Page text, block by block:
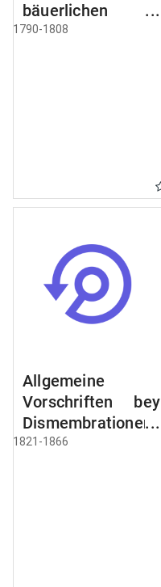
bäuerlichen
Grundstücke, den
1790-1808
Allgemeine
Vorschriften bey
Dismembrationen
Domainen-
1821-1866